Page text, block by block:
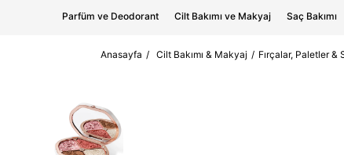
Parfüm ve Deodorant Cilt Bakımı ve Makyaj Saç Bakımı
Anasayfa Cilt Bakımı & Makyaj Fırçalar, Paletler &